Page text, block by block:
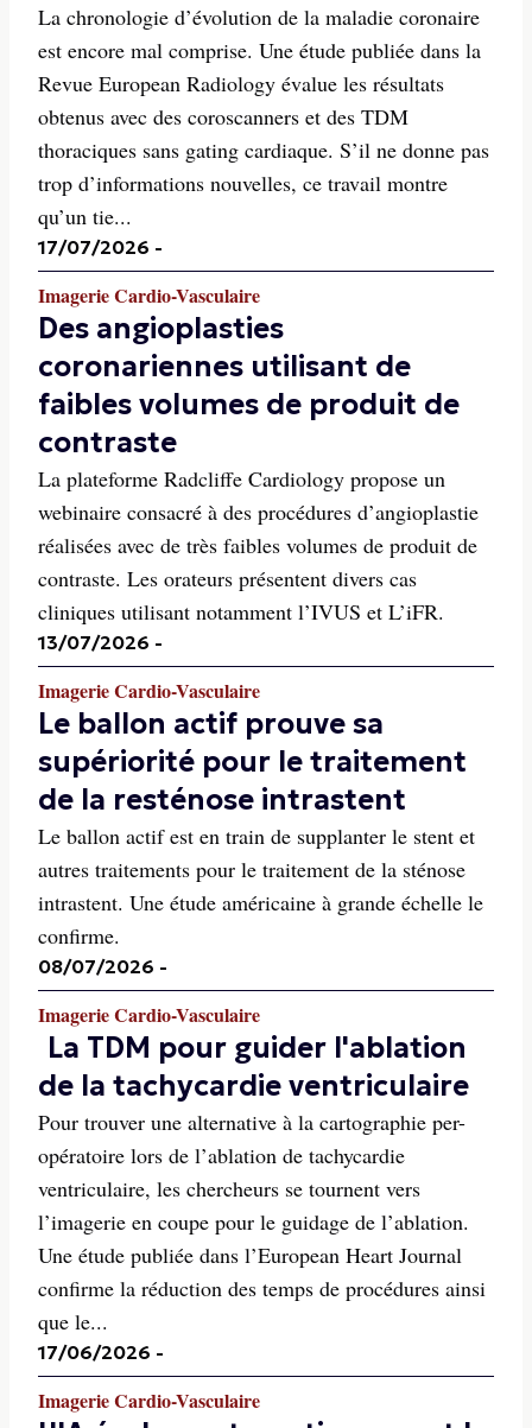
La chronologie d’évolution de la maladie coronaire
est encore mal comprise. Une étude publiée dans la
Revue European Radiology évalue les résultats
obtenus avec des coroscanners et des TDM
thoraciques sans gating cardiaque. S’il ne donne pas
trop d’informations nouvelles, ce travail montre
qu’un tie...
17/07/2026 -
Imagerie Cardio-Vasculaire
Des angioplasties
coronariennes utilisant de
faibles volumes de produit de
contraste
La plateforme Radcliffe Cardiology propose un
webinaire consacré à des procédures d’angioplastie
réalisées avec de très faibles volumes de produit de
contraste. Les orateurs présentent divers cas
cliniques utilisant notamment l’IVUS et L’iFR.
13/07/2026 -
Imagerie Cardio-Vasculaire
Le ballon actif prouve sa
supériorité pour le traitement
de la resténose intrastent
Le ballon actif est en train de supplanter le stent et
autres traitements pour le traitement de la sténose
intrastent. Une étude américaine à grande échelle le
confirme.
08/07/2026 -
Imagerie Cardio-Vasculaire
La TDM pour guider l'ablation
de la tachycardie ventriculaire
Pour trouver une alternative à la cartographie per-
opératoire lors de l’ablation de tachycardie
ventriculaire, les chercheurs se tournent vers
l’imagerie en coupe pour le guidage de l’ablation.
Une étude publiée dans l’European Heart Journal
confirme la réduction des temps de procédures ainsi
que le...
17/06/2026 -
Imagerie Cardio-Vasculaire